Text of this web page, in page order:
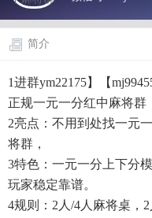
简介
1进群ym22175】【
正规一元一分红中麻将群
2亮点：不用到处找一元
将群，
3特色：一元一分上下分
玩家稳定靠谱。
4规则：2人/4人麻将桌，